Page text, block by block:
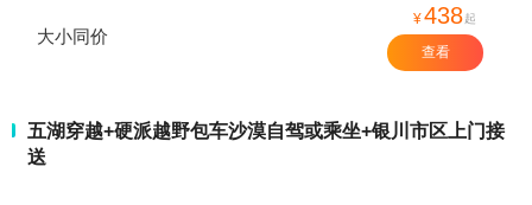
大小同价
¥438起
查看
五湖穿越+硬派越野包车沙漠自驾或乘坐+银川市区上门接
送